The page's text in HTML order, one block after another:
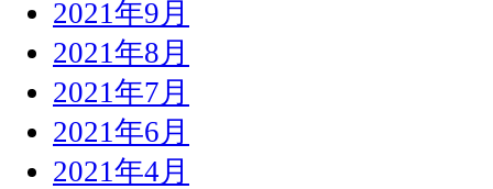
2021年9月
2021年8月
2021年7月
2021年6月
2021年4月